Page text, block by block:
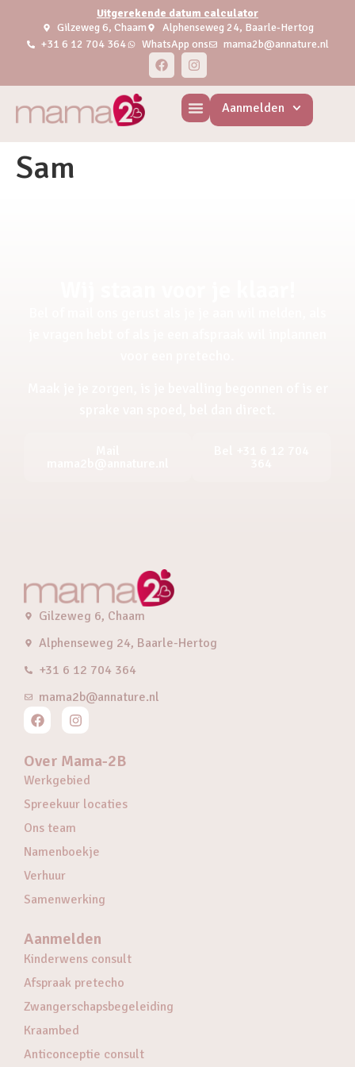
Uitgerekende datum calculator
Gilzeweg 6, Chaam
Alphenseweg 24, Baarle-Hertog
+31 6 12 704 364
WhatsApp ons mama2b@annature.nl
Aanmelden
Sam
Gilzeweg 6, Chaam
Alphenseweg 24, Baarle-Hertog
+31 6 12 704 364
mama2b@annature.nl
Over Mama-2B
Werkgebied
Spreekuur locaties
Ons team
Namenboekje
Verhuur
Samenwerking
Aanmelden
Kinderwens consult
Afspraak pretecho
Zwangerschapsbegeleiding
Kraambed
Anticonceptie consult